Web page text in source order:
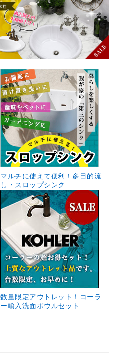
マルチに使えて便利！多目的流
し・スロップシンク
数量限定アウトレット！コーラ
ー輸入洗面ボウルセット